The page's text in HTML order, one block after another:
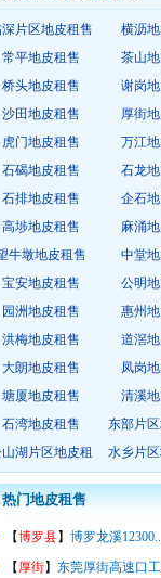
片区地皮租售
横沥
常平地皮租售
茶山
桥头地皮租售
谢岗
沙田地皮租售
厚街
虎门地皮租售
万江
石碣地皮租售
石龙
石排地皮租售
企石
高埗地皮租售
麻涌
牛墩地皮租售
中堂
宝安地皮租售
公明
园洲地皮租售
惠州
洪梅地皮租售
道滘
大朗地皮租售
凤岗
塘厦地皮租售
清溪
石湾地皮租售
东部片
湖片区地皮租
售
水乡片
热门地皮租售
【博罗县】 博罗龙溪
【 厚街】 东莞厚街高速口